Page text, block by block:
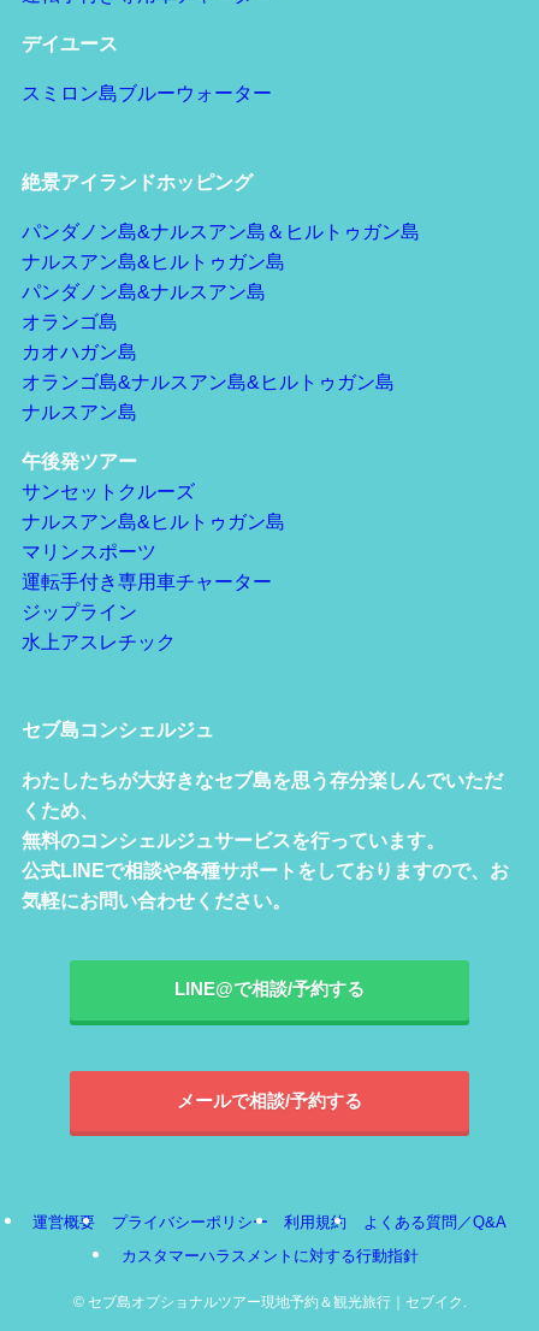
デイユース
スミロン島ブルーウォーター
絶景アイランドホッピング
パンダノン島&ナルスアン島＆ヒルトゥガン島
ナルスアン島&ヒルトゥガン島
パンダノン島&ナルスアン島
オランゴ島
カオハガン島
オランゴ島&ナルスアン島&ヒルトゥガン島
ナルスアン島
午後発ツアー
サンセットクルーズ
ナルスアン島&ヒルトゥガン島
マリンスポーツ
運転手付き専用車チャーター
ジップライン
水上アスレチック
セブ島コンシェルジュ
わたしたちが大好きなセブ島を思う存分楽しんでいただ
くため、
無料のコンシェルジュサービスを行っています。
公式LINEで相談や各種サポートをしておりますので、お
気軽にお問い合わせください。
LINE@で相談/予約する
メールで相談/予約する
運営概要 プライバシーポリシー 利用規約
よくある質問／Q&A
カスタマーハラスメントに対する行動指針
©セブ島オプショナルツアー現地予約＆観光旅行｜セブイク.